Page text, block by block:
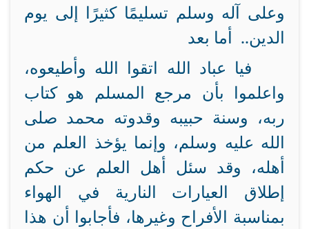
وعلى آله وسلم تسليمًا كثيرًا إلى يوم
الدين.. أما بعد
فيا عباد الله اتقوا الله وأطيعوه،
واعلموا بأن مرجع المسلم هو كتاب
ربه، وسنة حبيبه وقدوته محمد صلى
الله عليه وسلم، وإنما يؤخذ العلم من
أهله، وقد سئل أهل العلم عن حكم
إطلاق العيارات النارية في الهواء
بمناسبة الأفراح وغيرها، فأجابوا أن هذا